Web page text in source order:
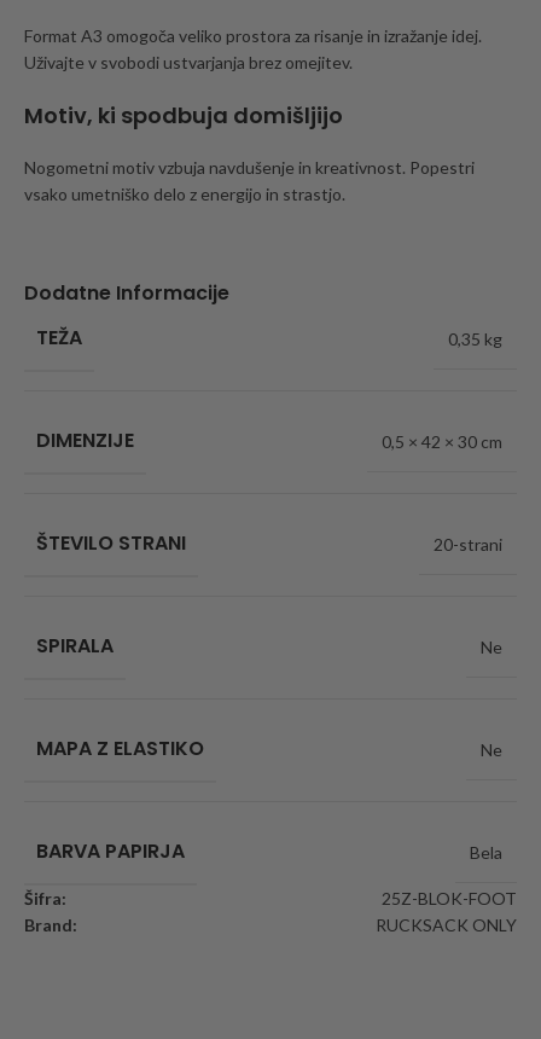
Format A3 omogoča veliko prostora za risanje in izražanje idej.
Uživajte v svobodi ustvarjanja brez omejitev.
Motiv, ki spodbuja domišljijo
Nogometni motiv vzbuja navdušenje in kreativnost. Popestri
vsako umetniško delo z energijo in strastjo.
Dodatne Informacije
TEŽA
0,35 kg
DIMENZIJE 0,5 × 42 × 30 cm
ŠTEVILO STRANI 20-strani
SPIRALA Ne
MAPA Z ELASTIKO Ne
BARVA PAPIRJA Bela
Šifra:
25Z-BLOK-FOOT
Brand:
RUCKSACK ONLY